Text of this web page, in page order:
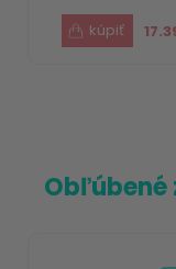
Obľúbené